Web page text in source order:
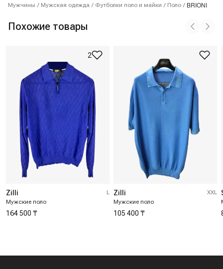
Мужчины / Мужская одежда / Футболки поло и майки / Поло / BRIONI
Похожие товары
2
Zilli
Мужские поло
L
164 500 ₸
Zilli
Мужские поло
XXL
105 400 ₸